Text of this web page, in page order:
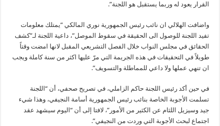
القرار يعود له وربما يستقبل هو اللجنة”.
واضافت الهلالي ان نائب رئيس الجمهورية نوري المالكي “يمتلك معلومات
تفيد اللجنة للوصول الى الحقيقة في سقوط الموصل”، داعية اللجنة لـ”كشف
الحقائق في مجلس النواب خلال الفصل التشريعي المقبل لانها امضت وقتاً
طويلاً في التحقيقات في هذه الجريمة التي مرّ عليها اكثر من سنة كاملة ويجب
ان تنهي عملها ولا داعي للمماطلة والتسويف”.
في حين أكد رئيس اللجنة حاكم الزاملي، في تصريح صحفي، أن “اللجنة
تسلمت الأجوبة الخاصة بنائب رئيس الجمهورية أسامة النجيفي، وهذا شيء
جيد وسيزيل اللثام عن الكثير من الأمور”، لافتا إلى أن “اليوم سيشهد عقد
اجتماع لبحث الأجوبة التي وردت من النجيفي”.